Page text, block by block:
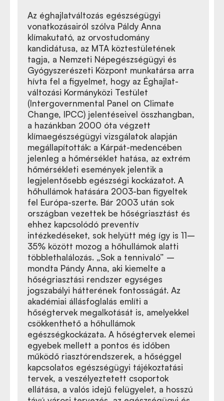
Az éghajlatváltozás egészségügyi
vonatkozásairól szólva Páldy Anna
klímakutató, az orvostudomány
kandidátusa, az MTA köztestületének
tagja, a Nemzeti Népegészségügyi és
Gyógyszerészeti Központ munkatársa arra
hívta fel a figyelmet, hogy az Éghajlat-
változási Kormányközi Testület
(Intergovernmental Panel on Climate
Change, IPCC) jelentéseivel összhangban,
a hazánkban 2000 óta végzett
klímaegészségügyi vizsgálatok alapján
megállapították: a Kárpát-medencében
jelenleg a hőmérséklet hatása, az extrém
hőmérsékleti események jelentik a
legjelentősebb egészségi kockázatot. A
hőhullámok hatására 2003-ban figyeltek
fel Európa-szerte. Bár 2003 után sok
országban vezettek be hőségriasztást és
ehhez kapcsolódó preventív
intézkedéseket, sok helyütt még így is 11–
35% között mozog a hőhullámok alatti
többlethalálozás. „Sok a tennivaló” –
mondta Pándy Anna, aki kiemelte a
hőségriasztási rendszer egységes
jogszabályi hátterének fontosságát. Az
akadémiai állásfoglalás említi a
hőségtervek megalkotását is, amelyekkel
csökkenthető a hőhullámok
egészségkockázata. A hőségtervek elemei
egyebek mellett a pontos és időben
működő riasztórendszerek, a hőséggel
kapcsolatos egészségügyi tájékoztatási
tervek, a veszélyeztetett csoportok
ellátása, a valós idejű felügyelet, a hosszú